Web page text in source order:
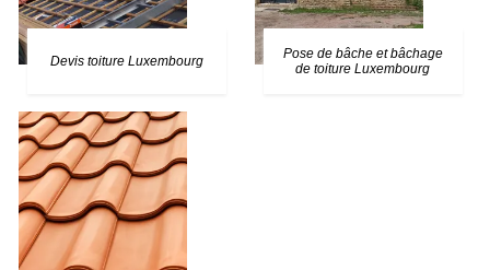
Devis toiture Luxembourg
Pose de bâche et bâchage
de toiture Luxembourg